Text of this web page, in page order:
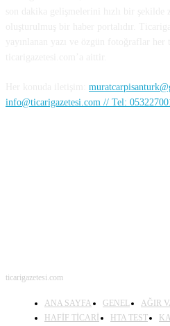
info@ticarigazetesi.com // Tel:
ticarigazetesi.com
ANA SAYFA GENEL AĞIR
HAFİF TİCARİ
HTA TEST